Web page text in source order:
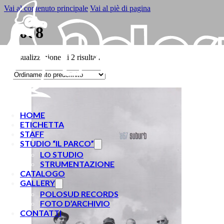
Vai al contenuto principale Vai al piè di pagina
HOME
ETICHETTA
STAFF
STUDIO “IL PARCO”
LO STUDIO
STRUMENTAZIONE
CATALOGO
GALLERY
POLOSUD RECORDS
FOTO D’ARCHIVIO
CONTATTI
2008
Visualizzazione di 2 risultati